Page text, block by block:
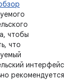
чтобы
что
интерфейс
рекомендуется